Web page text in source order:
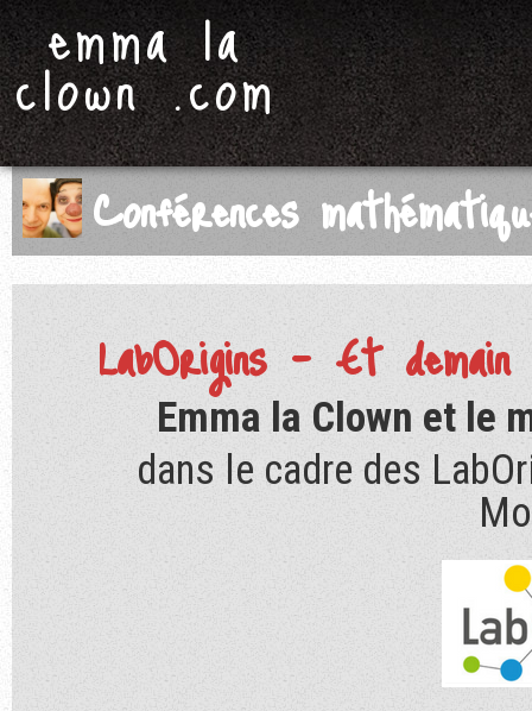
emma la
clown .com
Conférences
LabOrigins – Et
Emma la Clown et le
dans le cadre des